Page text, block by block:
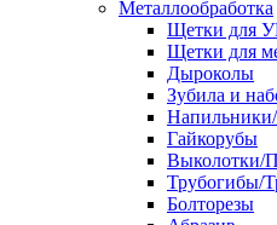
Металлообработка
Щетки для
Щетки для
Дыроколы
Зубила и
Гайкорубы
Выколотки/
Трубогибы/
Болторезы